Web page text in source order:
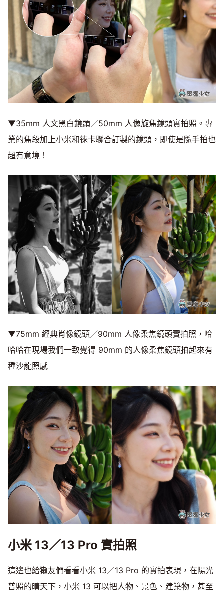
▼35mm 人文黑白鏡頭／50mm 人像旋焦鏡頭實拍照。專
業的焦段加上小米和徠卡聯合訂製的鏡頭，即使是隨手拍也
超有意境！
▼75mm 經典肖像鏡頭／90mm 人像柔焦鏡頭實拍照，哈
哈哈在現場我們一致覺得 90mm 的人像柔焦鏡頭拍起來有
種沙龍照感
小米 13／13 Pro 實拍照
這邊也給獺友們看看小米 13／13 Pro 的實拍表現，在陽光
普照的晴天下，小米 13 可以把人物、景色、建築物，甚至